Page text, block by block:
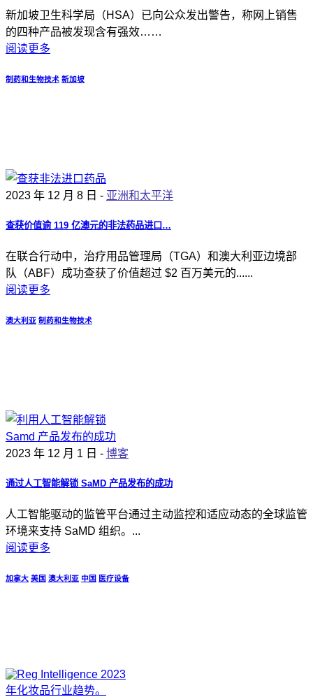
新加坡卫生科学局（HSA）已向公众发出警告，称网上销售
的四种产品被发现含有强效……
阅读更多
制药和生物技术 新加坡
2023 年 12 月 8 日 - 亚洲和太平洋
查获价值逾 119 亿澳元的非法药品进口…
在联合行动中，治疗用品管理局（TGA）和澳大利亚边境部
队（ABF）成功查获了价值超过 $2 百万美元的......
阅读更多
澳大利亚 制药和生物技术
2023 年 12 月 1 日 - 博客
通过人工智能解锁 SaMD 产品发布的成功
人工智能驱动的监管平台通过主动监控和适应动态的全球监管
环境来支持 SaMD 组织。...
阅读更多
加拿大 美国 澳大利亚 中国 医疗设备